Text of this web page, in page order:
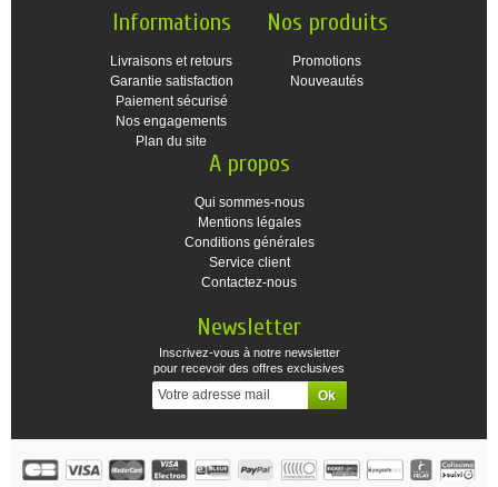
Informations
Livraisons et retours
Garantie satisfaction
Paiement sécurisé
Nos engagements
Plan du site
Nos produits
Promotions
Nouveautés
A propos
Qui sommes-nous
Mentions légales
Conditions générales
Service client
Contactez-nous
Newsletter
Inscrivez-vous à notre newsletter
pour recevoir des offres exclusives